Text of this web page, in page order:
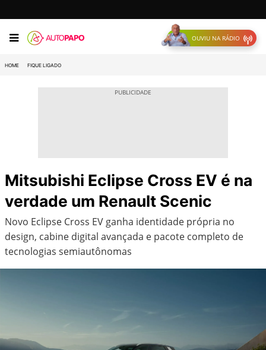
OUVIU NA RÁDIO
HOME FIQUE LIGADO
Mitsubishi Eclipse Cross EV é na
verdade um Renault Scenic
Novo Eclipse Cross EV ganha identidade própria no
design, cabine digital avançada e pacote completo de
tecnologias semiautônomas